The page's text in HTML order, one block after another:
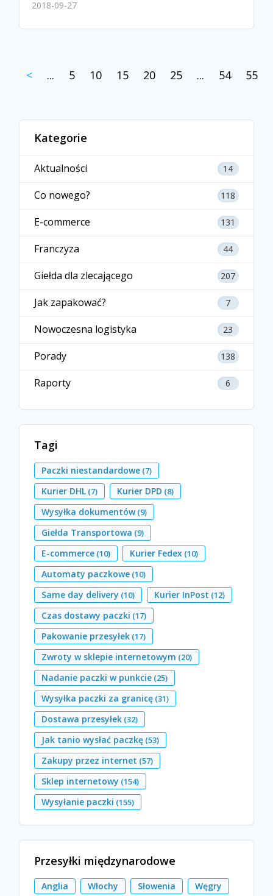
2018-09-27
< ... 5 10 15 20 25 ... 54 55
Kategorie
Aktualności 14
Co nowego? 118
E-commerce 131
Franczyza 44
Giełda dla zlecającego 207
Jak zapakować? 7
Nowoczesna logistyka 23
Porady 138
Raporty 6
Tagi
Paczki niestandardowe (7)
Kurier DHL (7) Kurier DPD (8)
Wysyłka dokumentów(9)
Giełda Transportowa (9)
E-commerce (10) Kurier Fedex (10)
Automaty paczkowe (10)
Same day delivery (10) Kurier InPost (12)
Czas dostawy paczki (17)
Pakowanie przesyłek (17)
Zwroty w sklepie internetowym (20)
Nadanie paczki w punkcie (25)
Wysyłka paczki za granicę (31)
Dostawa przesyłek (32)
Jak tanio wysłać paczkę (53)
Zakupy przez internet (57)
Sklep internetowy (154)
Wysyłanie paczki (155)
Przesyłki międzynarodowe
Anglia Włochy Słowenia
Węgry